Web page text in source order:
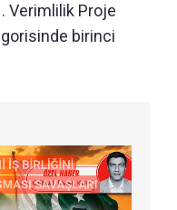
Verimlilik Proje
birinci